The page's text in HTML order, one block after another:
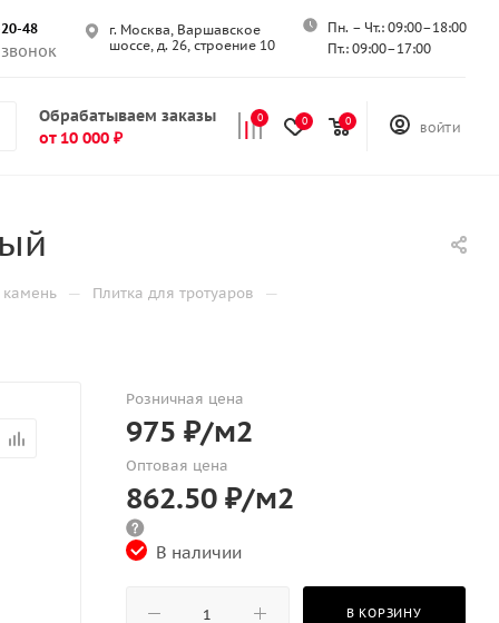
48
звонок
г. Москва, Варшавское
шоссе, д. 26, строение 10
Пн. – Чт.: 09:00–18:00
Пт.: 09:00–17:00
Обрабатываем заказы
от 10 000 ₽
0 0 0
ВОЙТИ
— Плитка для тротуаров —
Розничная цена
975 ₽/м2
Оптовая цена
862.50 ₽/м2
В наличии
В КОРЗИНУ